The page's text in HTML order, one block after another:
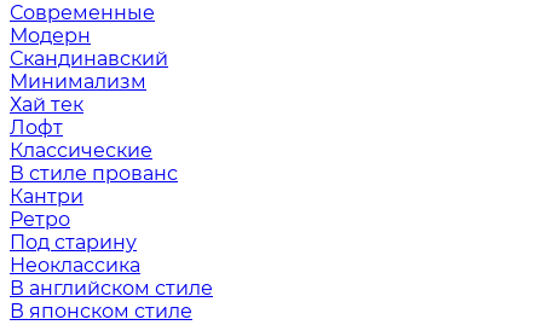
Современные
Модерн
Скандинавский
Минимализм
Хай тек
Лофт
Классические
В стиле прованс
Кантри
Ретро
Под старину
Неоклассика
В английском стиле
В японском стиле